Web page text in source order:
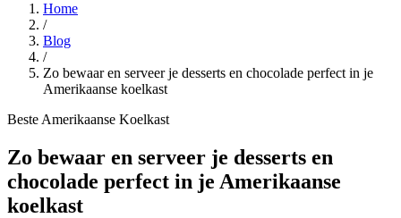
Home
/
Blog
/
Zo bewaar en serveer je desserts en chocolade perfect in je
Amerikaanse koelkast
Beste Amerikaanse Koelkast
Zo bewaar en serveer je desserts en
chocolade perfect in je Amerikaanse
koelkast